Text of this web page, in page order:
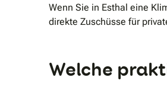
Wenn Sie in Esthal eine
direkte Zuschüsse für
Welche